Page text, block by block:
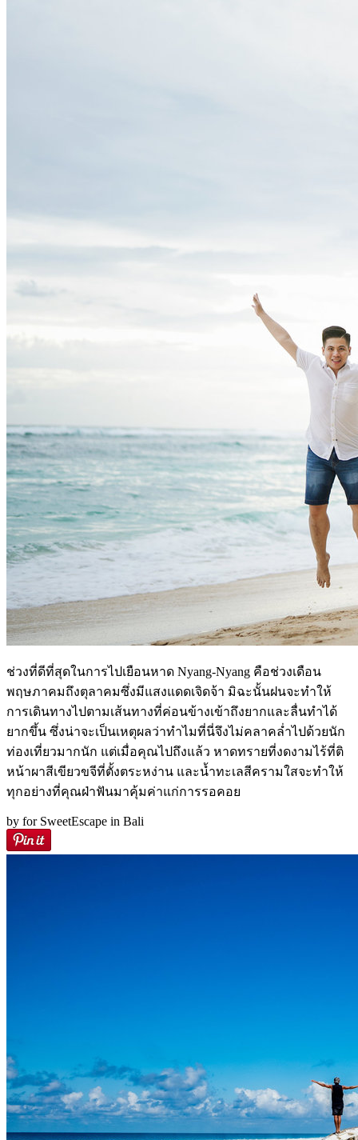
ช่วงที่ดีที่สุดในการไปเยือนหาด Nyang-Nyang คือช่วงเดือน
พฤษภาคมถึงตุลาคมซึ่งมีแสงแดดเจิดจ้า มิฉะนั้นฝนจะทำให้
การเดินทางไปตามเส้นทางที่ค่อนข้างเข้าถึงยากและลื่นทำได้
ยากขึ้น ซึ่งน่าจะเป็นเหตุผลว่าทำไมที่นี่จึงไม่คลาคล่ำไปด้วยนัก
ท่องเที่ยวมากนัก แต่เมื่อคุณไปถึงแล้ว หาดทรายที่งดงามไร้ที่ติ
หน้าผาสีเขียวขจีที่ตั้งตระหง่าน และน้ำทะเลสีครามใสจะทำให้
ทุกอย่างที่คุณฝ่าฟันมาคุ้มค่าแก่การรอคอย
by for SweetEscape in Bali